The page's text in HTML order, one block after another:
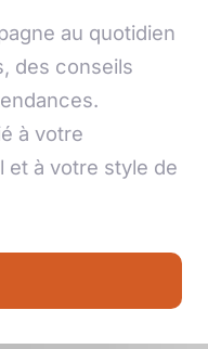
au quotidien
des conseils
à votre
et à votre style de